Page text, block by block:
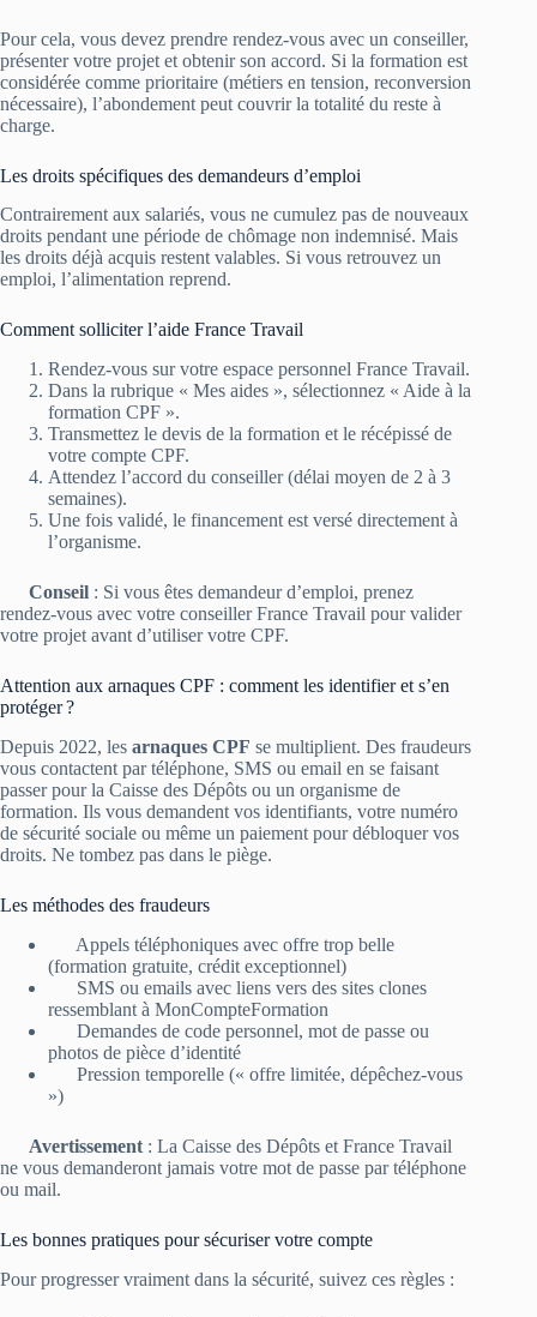
Pour cela, vous devez prendre rendez-vous avec un conseiller,
présenter votre projet et obtenir son accord. Si la formation est
considérée comme prioritaire (métiers en tension, reconversion
nécessaire), l’abondement peut couvrir la totalité du reste à
charge.
Les droits spécifiques des demandeurs d’emploi
Contrairement aux salariés, vous ne cumulez pas de nouveaux
droits pendant une période de chômage non indemnisé. Mais
les droits déjà acquis restent valables. Si vous retrouvez un
emploi, l’alimentation reprend.
Comment solliciter l’aide France Travail
Rendez-vous sur votre espace personnel France Travail.
Dans la rubrique « Mes aides », sélectionnez « Aide à la
formation CPF ».
Transmettez le devis de la formation et le récépissé de
votre compte CPF.
Attendez l’accord du conseiller (délai moyen de 2 à 3
semaines).
Une fois validé, le financement est versé directement à
l’organisme.
Conseil : Si vous êtes demandeur d’emploi, prenez
rendez-vous avec votre conseiller France Travail pour valider
votre projet avant d’utiliser votre CPF.
Attention aux arnaques CPF : comment les identifier et s’en
protéger ?
Depuis 2022, les arnaques CPF se multiplient. Des fraudeurs
vous contactent par téléphone, SMS ou email en se faisant
passer pour la Caisse des Dépôts ou un organisme de
formation. Ils vous demandent vos identifiants, votre numéro
de sécurité sociale ou même un paiement pour débloquer vos
droits. Ne tombez pas dans le piège.
Les méthodes des fraudeurs
Appels téléphoniques avec offre trop belle
(formation gratuite, crédit exceptionnel)
SMS ou emails avec liens vers des sites clones
ressemblant à MonCompteFormation
Demandes de code personnel, mot de passe ou
photos de pièce d’identité
Pression temporelle (« offre limitée, dépêchez-vous
»)
Avertissement : La Caisse des Dépôts et France Travail
ne vous demanderont jamais votre mot de passe par téléphone
ou mail.
Les bonnes pratiques pour sécuriser votre compte
Pour progresser vraiment dans la sécurité, suivez ces règles :